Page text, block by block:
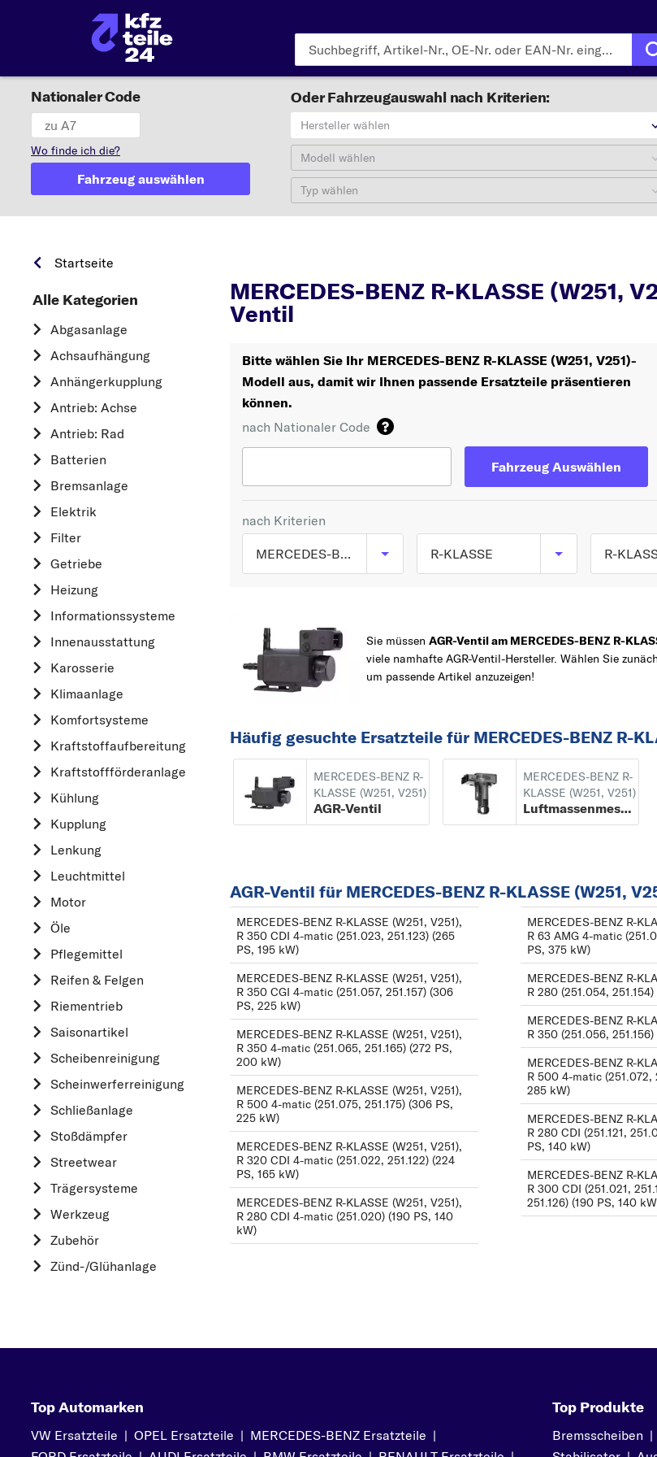
Nationaler Code
Wo finde ich die?
Fahrzeug auswählen
Oder Fahrzeugauswahl nach Kriterien:
Hersteller wählen
Modell wählen
Typ wählen
Startseite
Alle Kategorien
Abgasanlage
Achsaufhängung
Anhängerkupplung
Antrieb: Achse
Antrieb: Rad
Batterien
Bremsanlage
Elektrik
Filter
Getriebe
Heizung
Informationssysteme
Innenausstattung
Karosserie
Klimaanlage
Komfortsysteme
Kraftstoff­aufbereitung
Kraftstoff­förderanlage
Kühlung
Kupplung
Lenkung
Leuchtmittel
Motor
Öle
Pflegemittel
Reifen & Felgen
Riementrieb
Saisonartikel
Scheibenreinigung
Scheinwerferreinigung
Schließanlage
Stoßdämpfer
Streetwear
Trägersysteme
Werkzeug
Zubehör
Zünd-/Glühanlage
MERCEDES-BENZ R-KLASSE (W251,
Ventil
Bitte wählen Sie Ihr MERCEDES-BENZ R-KLASSE (W251, V251)-
Modell aus, damit wir Ihnen passende Ersatzteile präsentieren
können.
nach Nationaler Code
Fahrzeug Auswählen
nach Kriterien
MERCEDES-BENZ
OPEL
MERCEDES-BENZ
FORD
A
AUDI
CHEVROLET
CITROËN
D
DACIA
DAIHATSU
F
FIAT
FORD
H
HONDA
HYUNDAI
K
KIA
L
LAND ROVER
O
R-KLASSE
A-KLASSE
E-KLASSE
1
A-KLASSE
C
C-KLASSE
CABRIOLET
CITAN
CLA
CLC-KLASSE
CLK
COUPE
E-KLASSE
G
G-KLASSE
GL-KLASSE
GLA-KLASSE
R
Sie müssen AGR-Ventil am MERCEDES-BENZ R-
viele namhafte AGR-Ventil-Hersteller. Wählen Sie
um passende Artikel anzuzeigen!
Häufig gesuchte Ersatzteile für MERCEDES-BENZ R-
MERCEDES-BENZ R-
KLASSE (W251, V251)
AGR-Ventil
MERCEDES-BENZ R-
KLASSE (W251, V251)
Luftmassenmesser
AGR-Ventil für MERCEDES-BENZ R-KLASSE (W251,
MERCEDES-BENZ R-KLASSE (W251, V251),
R 350 CDI 4-matic (251.023, 251.123) (265
PS, 195 kW)
MERCEDES-BENZ R-KLASSE (W251, V251),
R 350 CGI 4-matic (251.057, 251.157) (306
PS, 225 kW)
MERCEDES-BENZ R-KLASSE (W251, V251),
R 350 4-matic (251.065, 251.165) (272 PS,
200 kW)
MERCEDES-BENZ R-KLASSE (W251, V251),
R 500 4-matic (251.075, 251.175) (306 PS,
225 kW)
MERCEDES-BENZ R-KLASSE (W251, V251),
R 320 CDI 4-matic (251.022, 251.122) (224
PS, 165 kW)
MERCEDES-BENZ R-KLASSE (W251, V251),
R 280 CDI 4-matic (251.020) (190 PS, 140
kW)
MERCEDES-BENZ R-
R 63 AMG 4-matic
PS, 375 kW)
MERCEDES-BENZ R-
R 280 (251.054,
MERCEDES-BENZ R-
R 350 (251.056,
MERCEDES-BENZ R-
R 500 4-matic (251.072,
285 kW)
MERCEDES-BENZ R-
R 280 CDI (251.121,
PS, 140 kW)
MERCEDES-BENZ R-
R 300 CDI (251.021,
251.126) (190 PS, 140
Top Automarken
VW Ersatzteile | OPEL Ersatzteile | MERCEDES-BENZ Ersatzteile |
Top Produkte
Bremsscheiben |